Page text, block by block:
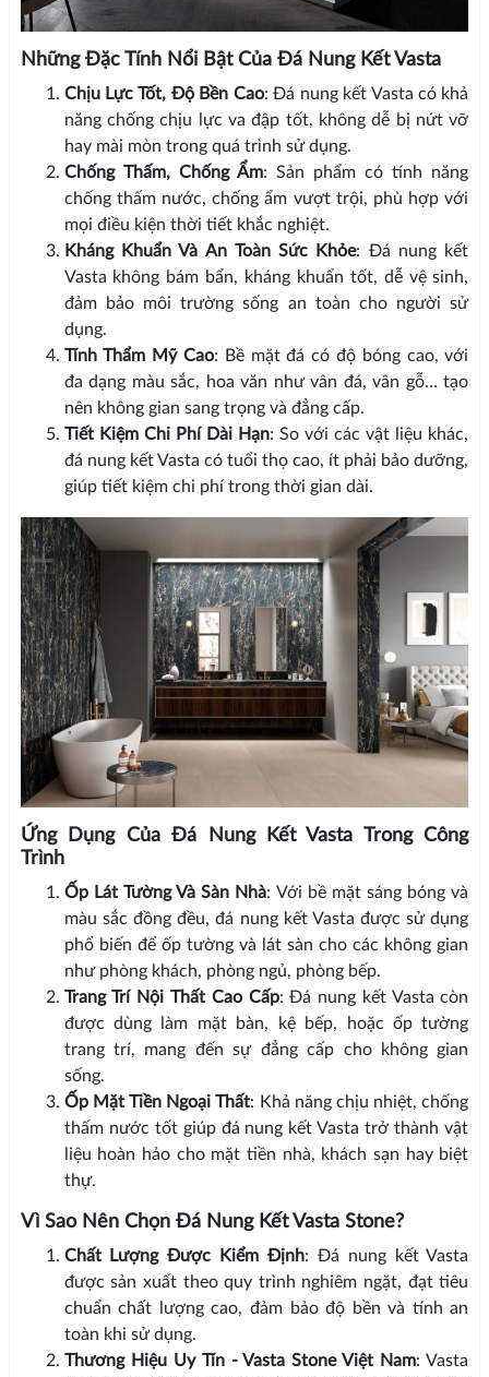
Những Đặc Tính Nổi Bật Của Đá Nung Kết Vasta
Chịu Lực Tốt, Độ Bền Cao: Đá nung kết Vasta có khả
năng chống chịu lực va đập tốt, không dễ bị nứt vỡ
hay mài mòn trong quá trình sử dụng.
Chống Thấm, Chống Ẩm: Sản phẩm có tính năng
chống thấm nước, chống ẩm vượt trội, phù hợp với
mọi điều kiện thời tiết khắc nghiệt.
Kháng Khuẩn Và An Toàn Sức Khỏe: Đá nung kết
Vasta không bám bẩn, kháng khuẩn tốt, dễ vệ sinh,
đảm bảo môi trường sống an toàn cho người sử
dụng.
Tính Thẩm Mỹ Cao: Bề mặt đá có độ bóng cao, với
đa dạng màu sắc, hoa văn như vân đá, vân gỗ… tạo
nên không gian sang trọng và đẳng cấp.
Tiết Kiệm Chi Phí Dài Hạn: So với các vật liệu khác,
đá nung kết Vasta có tuổi thọ cao, ít phải bảo dưỡng,
giúp tiết kiệm chi phí trong thời gian dài.
Ứng Dụng Của Đá Nung Kết Vasta Trong Công
Trình
Ốp Lát Tường Và Sàn Nhà: Với bề mặt sáng bóng và
màu sắc đồng đều, đá nung kết Vasta được sử dụng
phổ biến để ốp tường và lát sàn cho các không gian
như phòng khách, phòng ngủ, phòng bếp.
Trang Trí Nội Thất Cao Cấp: Đá nung kết Vasta còn
được dùng làm mặt bàn, kệ bếp, hoặc ốp tường
trang trí, mang đến sự đẳng cấp cho không gian
sống.
Ốp Mặt Tiền Ngoại Thất: Khả năng chịu nhiệt, chống
thấm nước tốt giúp đá nung kết Vasta trở thành vật
liệu hoàn hảo cho mặt tiền nhà, khách sạn hay biệt
thự.
Vì Sao Nên Chọn Đá Nung Kết Vasta Stone?
Chất Lượng Được Kiểm Định: Đá nung kết Vasta
được sản xuất theo quy trình nghiêm ngặt, đạt tiêu
chuẩn chất lượng cao, đảm bảo độ bền và tính an
toàn khi sử dụng.
Thương Hiệu Uy Tín - Vasta Stone Việt Nam: Vasta